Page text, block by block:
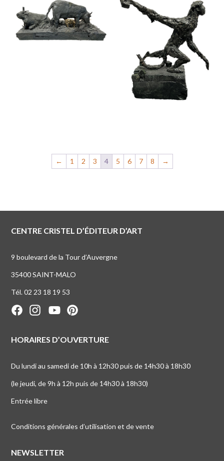
← 1 2 3 4 5 6 7 8 →
CENTRE CRISTEL D’ÉDITEUR D’ART
9 boulevard de la Tour d’Auvergne
35400 SAINT-MALO
Tél. 02 23 18 19 53
HORAIRES D’OUVERTURE
Du lundi au samedi de 10h à 12h30 puis de 14h30 à 18h30
(le jeudi, de 9h à 12h puis de 14h30 à 18h30)
Entrée libre
Conditions générales d’utilisation et de vente
NEWSLETTER